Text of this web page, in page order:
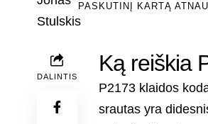
PASKUTINĮ KARTĄ
DALINTIS
Ką reiškia
P2173 klaidos
srautas yra